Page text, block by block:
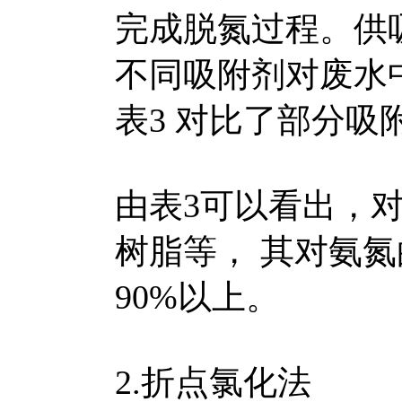
完成脱氮过程。
不同吸附剂对废水
表3 对比了部分吸
由表3可以看出，
树脂等， 其对氨
90%以上。
2.折点氯化法